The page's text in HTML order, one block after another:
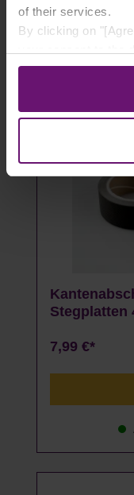
of their services.
By clicking on
store to our partner,
Schöppingen,
to you personally,
Stegplatten
7,99 €*